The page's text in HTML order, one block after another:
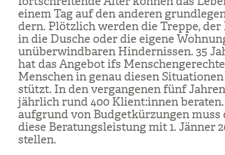
einem Tag auf den ande­ren
dern. Plötz­lich wer­den die Treppe,
in die Dusche oder die eigene
unüber­wind­ba­ren Hin­der­nis­sen. 35
hat das Ange­bot ifs
Men­schen in genau die­sen
stützt. In den ver­gan­ge­nen fünf
jähr­lich rund 400 Kli­ent:innen
auf­grund von Bud­get­kür­zun­gen muss
diese Bera­tungs­leis­tung mit 1. Jän­ner
stel­len.